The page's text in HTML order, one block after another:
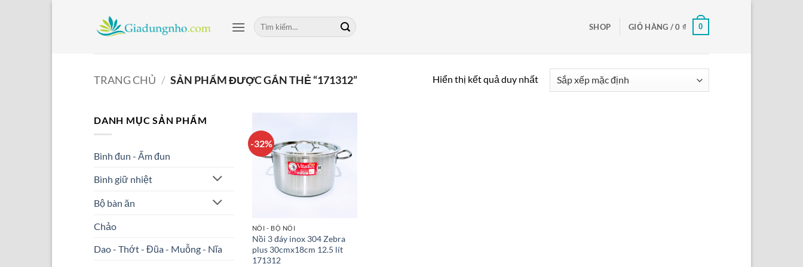
Tìm
kiếm:
SHOP GIỎ HÀNG /0 ₫ 0
TRANG CHỦ / SẢN PHẨM ĐƯỢC GẮN THẺ “171312” Hiển thị kết quả duy nhất
DANH MỤC SẢN PHẨM
Bình đun - Ấm đun
Bình giữ nhiệt
Bộ bàn ăn
Chảo
Dao - Thớt - Đũa - Muỗng - Nĩa
-32%
NỒI - BỘ NỒI
Nồi 3 đáy inox 304 Zebra
plus 30cmx18cm 12.5 lít
171312